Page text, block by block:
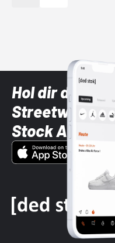
Hol dir die
Streetwear-
Stock App